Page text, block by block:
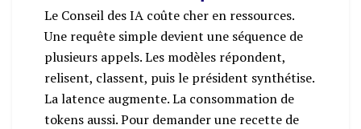
Le Conseil des IA coûte cher en ressources.
Une requête simple devient une séquence de
plusieurs appels. Les modèles répondent,
relisent, classent, puis le président synthétise.
La latence augmente. La consommation de
tokens aussi. Pour demander une recette de